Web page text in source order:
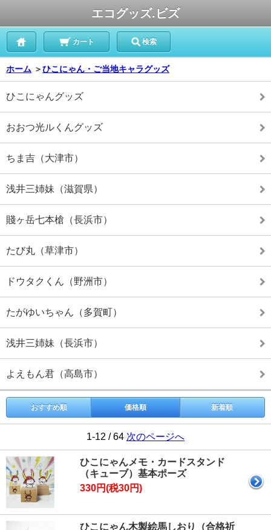
エコグッズ.ビズ
カート 検索
ホーム ＞ひこにゃん・ご当地キャラグッズ
ひこにゃんグッズ
おおつ光ルくんグッズ
ちま吉（大津市）
浅井三姉妹（滋賀県）
賤ヶ岳七本槍（長浜市）
たび丸（草津市）
ドウタクくん（野洲市）
たがゆいちゃん（多賀町）
浅井三姉妹（長浜市）
よえもん君（高島市）
おすすめ順 価格順 新着順
1-12 / 64 次のページへ
ひこにゃんメモ・カードスタンド
（キューブ）基本ポーズ
330円(税30円)
ひこにゃん木製絵馬しおり（合格祈